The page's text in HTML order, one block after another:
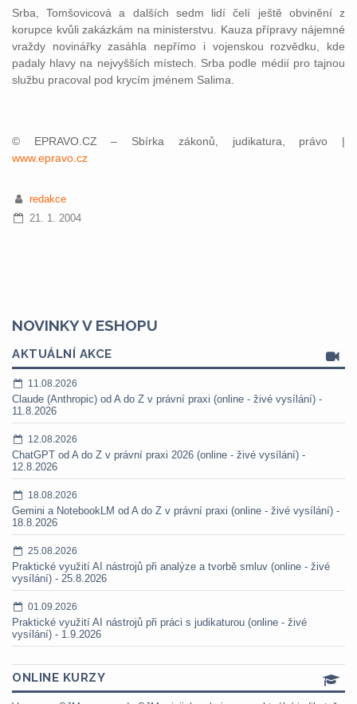
Srba, Tomšovicová a dalších sedm lidí čelí ještě obvinění z
korupce kvůli zakázkám na ministerstvu. Kauza přípravy nájemné
vraždy novinářky zasáhla nepřímo i vojenskou rozvědku, kde
padaly hlavy na nejvyšších místech. Srba podle médií pro tajnou
službu pracoval pod krycím jménem Salima.
© EPRAVO.CZ – Sbírka zákonů, judikatura, právo |
www.epravo.cz
redakce
21. 1. 2004
NOVINKY V ESHOPU
AKTUÁLNÍ AKCE
11.08.2026
Claude (Anthropic) od A do Z v právní praxi (online - živé vysílání) -
11.8.2026
12.08.2026
ChatGPT od A do Z v právní praxi 2026 (online - živé vysílání) -
12.8.2026
18.08.2026
Gemini a NotebookLM od A do Z v právní praxi (online - živé vysílání) -
18.8.2026
25.08.2026
Praktické využití AI nástrojů při analýze a tvorbě smluv (online - živé
vysílání) - 25.8.2026
01.09.2026
Praktické využití AI nástrojů při práci s judikaturou (online - živé
vysílání) - 1.9.2026
ONLINE KURZY